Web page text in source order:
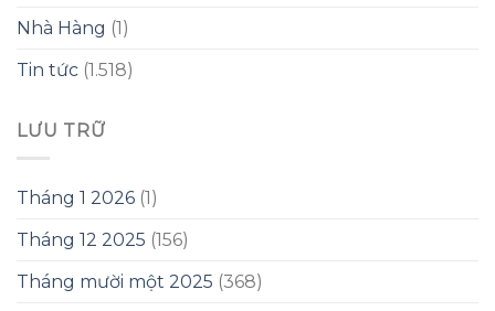
Nhà Hàng (1)
Tin tức (1.518)
LƯU TRỮ
Tháng 1 2026 (1)
Tháng 12 2025 (156)
Tháng mười một 2025 (368)